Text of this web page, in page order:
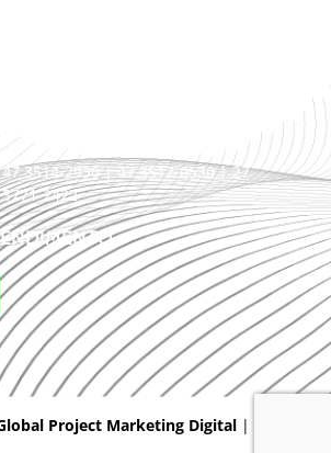
47 3514-2930 | 47 3512-0530 | 27
2422
Project Marketing Digital | 2025 ©